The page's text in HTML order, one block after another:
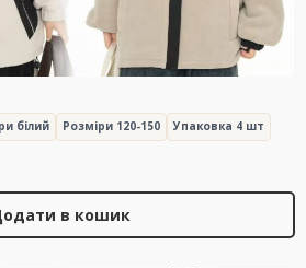
білий Розміри 120-150 Упаковка 4 шт
в кошик